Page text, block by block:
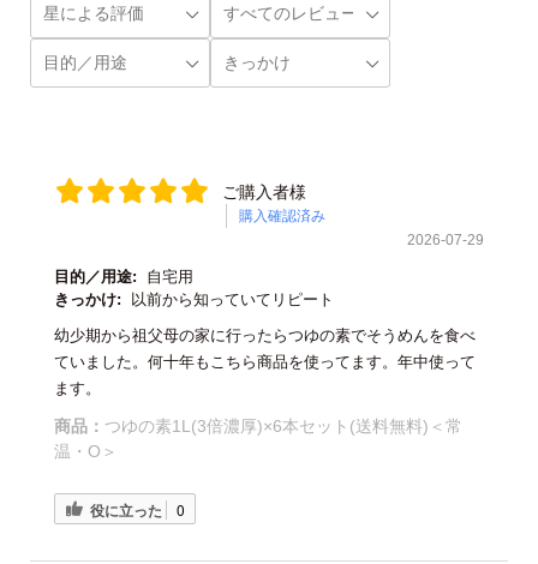
ご購入者様
購入確認済み
2026-07-29
目的／用途:
自宅用
きっかけ:
以前から知っていてリピート
幼少期から祖父母の家に行ったらつゆの素でそうめんを食べ
ていました。何十年もこちら商品を使ってます。年中使って
ます。
商品： つゆの素1L(3倍濃厚)×6本セット(送料無料)＜常
温・O＞
役に立った 0